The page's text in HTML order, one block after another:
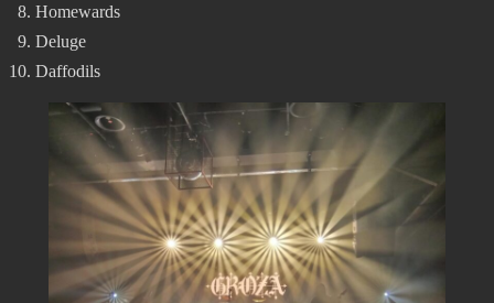
Homewards
Deluge
Daffodils